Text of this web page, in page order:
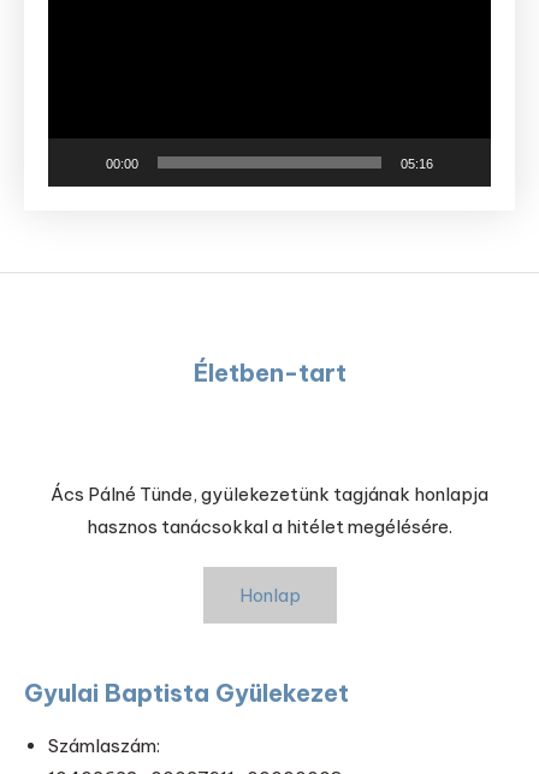
00:00 05:16
Életben-tart
Ács Pálné Tünde, gyülekezetünk tagjának honlapja
hasznos tanácsokkal a hitélet megélésére.
Honlap
Gyulai Baptista Gyülekezet
Számlaszám: